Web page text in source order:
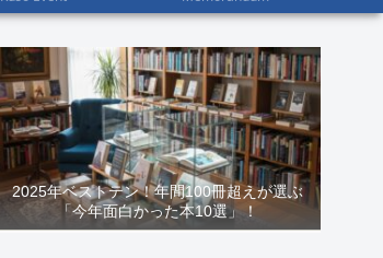
2025年ベストテン！年間100冊超えが選ぶ
「今年面白かった本10選」！